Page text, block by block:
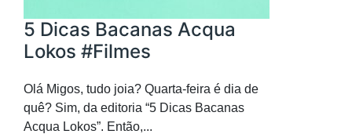
5 Dicas Bacanas Acqua
Lokos #Filmes
Olá Migos, tudo joia? Quarta-feira é dia de
quê? Sim, da editoria “5 Dicas Bacanas
Acqua Lokos”. Então,...